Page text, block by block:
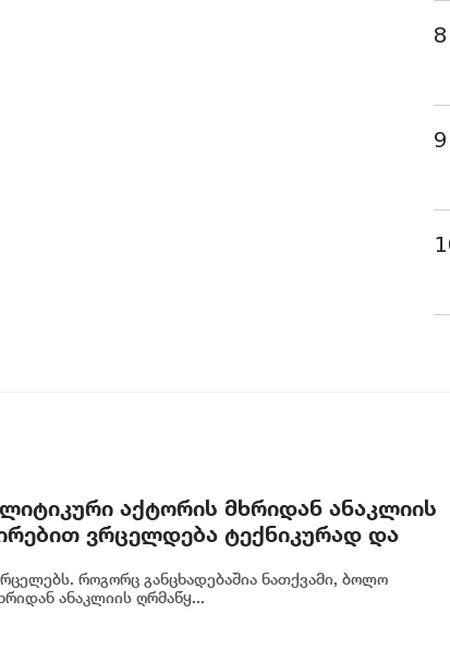
8
9
აქტორის მხრიდან ანაკლიის
ვრცელდება ტექნიკურად და
შეიზღუდა - ანაკლიის საზღვაო
როგორც განცხადებაშია ნათქვამი, ბოლო
ანაკლიის ღრმაწყ...